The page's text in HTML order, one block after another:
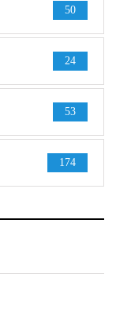
50
24
53
174